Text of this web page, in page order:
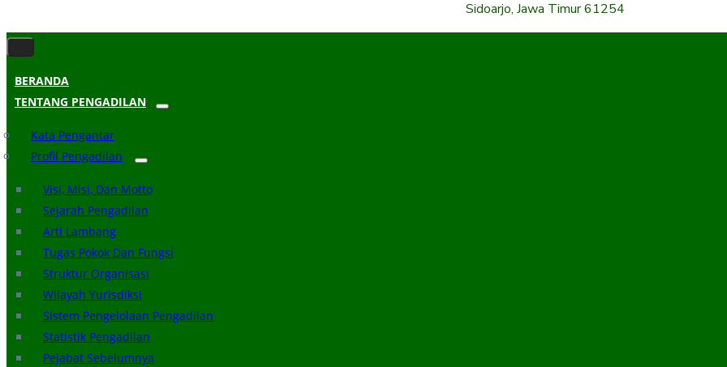
Sidoarjo, Jawa Timur 61254
BERANDA
TENTANG PENGADILAN
Kata Pengantar
Profil Pengadilan
Visi, Misi, Dan Motto
Sejarah Pengadilan
Arti Lambang
Tugas Pokok Dan Fungsi
Struktur Organisasi
Wilayah Yurisdiksi
Sistem Pengelolaan Pengadilan
Statistik Pengadilan
Pejabat Sebelumnya